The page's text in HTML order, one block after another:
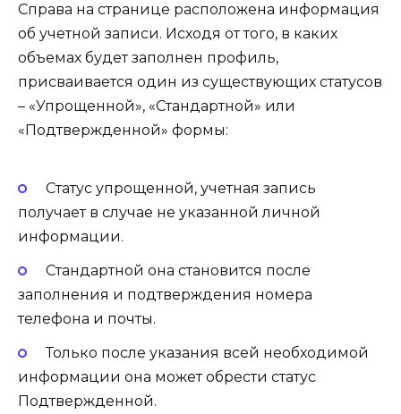
Справа на странице расположена информация
об учетной записи. Исходя от того, в каких
объемах будет заполнен профиль,
присваивается один из существующих статусов
– «Упрощенной», «Стандартной» или
«Подтвержденной» формы:
Статус упрощенной, учетная запись
получает в случае не указанной личной
информации.
Стандартной она становится после
заполнения и подтверждения номера
телефона и почты.
Только после указания всей необходимой
информации она может обрести статус
Подтвержденной.